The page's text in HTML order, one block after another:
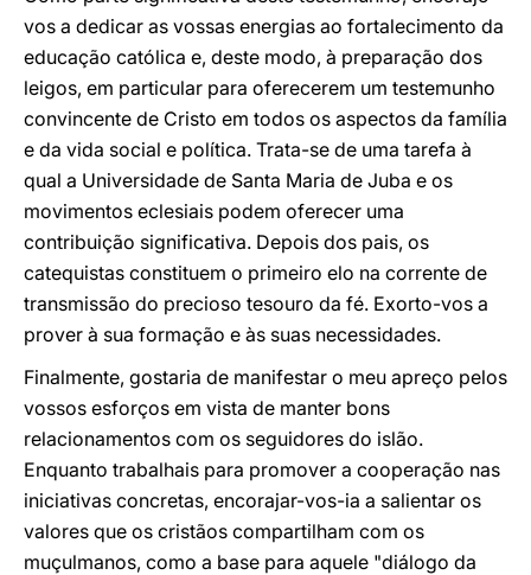
vos a dedicar as vossas energias ao fortalecimento da
educação católica e, deste modo, à preparação dos
leigos, em particular para oferecerem um testemunho
convincente de Cristo em todos os aspectos da família
e da vida social e política. Trata-se de uma tarefa à
qual a Universidade de Santa Maria de Juba e os
movimentos eclesiais podem oferecer uma
contribuição significativa. Depois dos pais, os
catequistas constituem o primeiro elo na corrente de
transmissão do precioso tesouro da fé. Exorto-vos a
prover à sua formação e às suas necessidades.
Finalmente, gostaria de manifestar o meu apreço pelos
vossos esforços em vista de manter bons
relacionamentos com os seguidores do islão.
Enquanto trabalhais para promover a cooperação nas
iniciativas concretas, encorajar-vos-ia a salientar os
valores que os cristãos compartilham com os
muçulmanos, como a base para aquele "diálogo da